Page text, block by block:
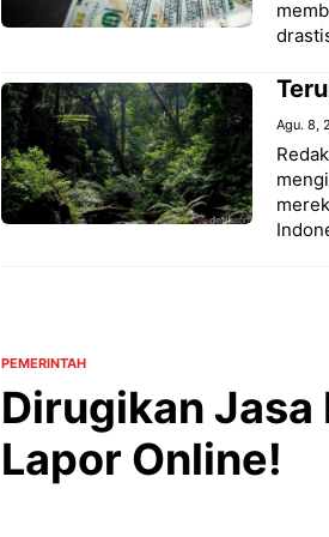
Agu. 8,
PEMERINTAH
Dirugikan Jasa
Lapor Online!